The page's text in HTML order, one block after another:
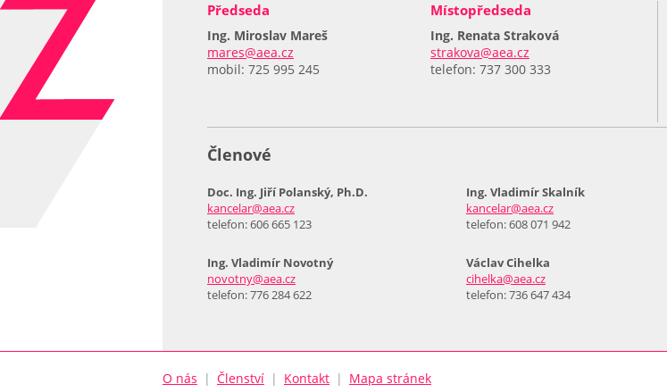
Předseda
Ing. Miroslav Mareš
mares@aea.cz
mobil: 725 995 245
Místopředseda
Ing. Renata Straková
strakova@aea.cz
telefon: 737 300 333
Členové
Doc. Ing. Jiří Polanský, Ph.D.
kancelar@aea.cz
telefon: 606 665 123
Ing. Vladimír Skalník
kancelar@aea.cz
telefon: 608 071 942
Ing. Vladimír Novotný
novotny@aea.cz
telefon: 776 284 622
Václav Cihelka
cihelka@aea.cz
telefon: 736 647 434
O nás | Členství | Kontakt | Mapa stránek